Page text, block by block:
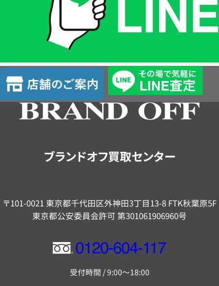
査
定
店
舗
の
ブランドオフ買取センター
〒101-0021 東京都千代田区外神田3丁目13-8 FTK秋葉原5F
東京都公安委員会許可 第301061906960号
フ
ー
受付時間 / 9:00～18:00